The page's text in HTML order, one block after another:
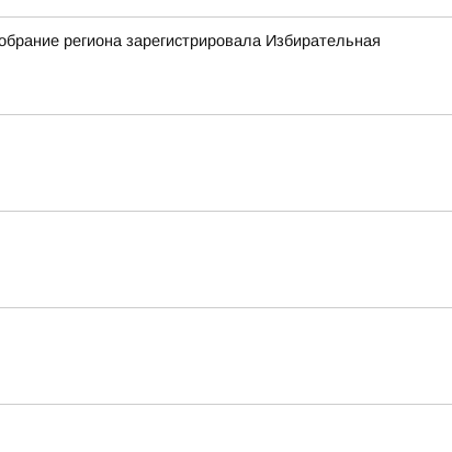
региона зарегистрировала Избирательная